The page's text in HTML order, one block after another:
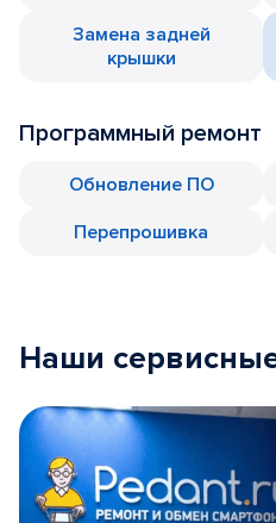
Замена задней
крышки
Программный ремонт
Обновление ПО
Перепрошивка
Наши